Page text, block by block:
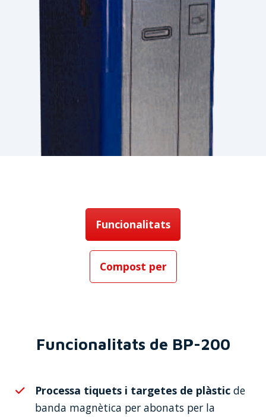
Funcionalitats
Compost per
Funcionalitats de BP-200
Processa tiquets i targetes de plàstic de
banda magnètica per abonats per la